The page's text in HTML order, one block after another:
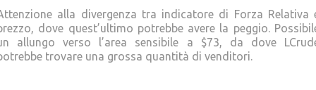
alla divergenza tra indicatore di Forza Relativa
dove quest’ultimo potrebbe avere la peggio.
allungo verso l’area sensibile a $73, da dove
trovare una grossa quantità di venditori.